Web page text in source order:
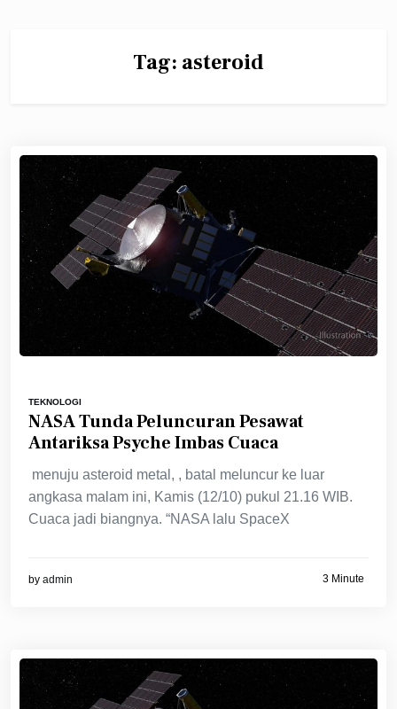
Tag: asteroid
TEKNOLOGI
NASA Tunda Peluncuran Pesawat
Antariksa Psyche Imbas Cuaca
menuju asteroid metal, , batal meluncur ke luar
angkasa malam ini, Kamis (12/10) pukul 21.16 WIB.
Cuaca jadi biangnya. “NASA lalu SpaceX
by admin 3 Minute